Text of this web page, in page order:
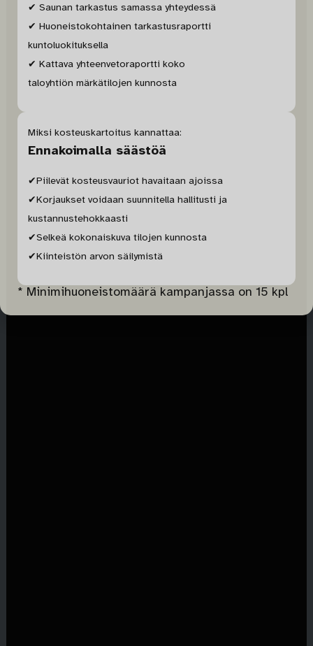
✔ Saunan tarkastus samassa yhteydessä
✔ Huoneistokohtainen tarkastusraportti
kuntoluokituksella
✔ Kattava yhteenvetoraportti koko
taloyhtiön märkätilojen kunnosta
Miksi kosteuskartoitus kannattaa:
Ennakoimalla säästöä
✔Piilevät kosteusvauriot havaitaan ajoissa
✔Korjaukset voidaan suunnitella hallitusti ja
kustannustehokkaasti
✔Selkeä kokonaiskuva tilojen kunnosta
✔Kiinteistön arvon säilymistä
* Minimihuoneistomäärä kampanjassa on 15 kpl